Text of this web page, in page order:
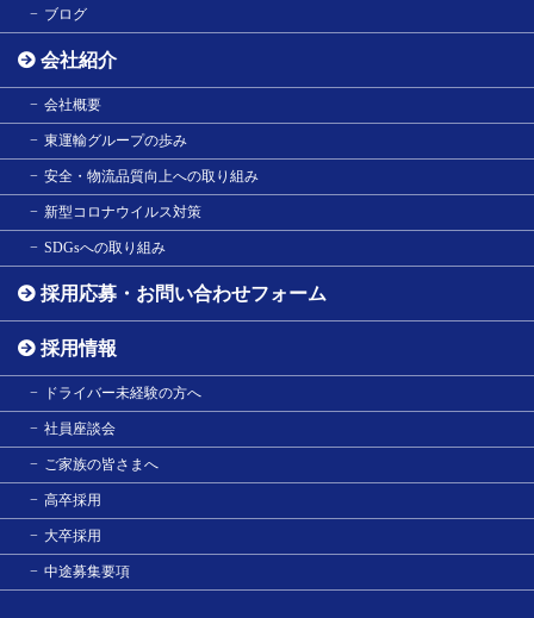
ブログ
会社紹介
会社概要
東運輸グループの歩み
安全・物流品質向上への取り組み
新型コロナウイルス対策
SDGsへの取り組み
採用応募・お問い合わせフォーム
採用情報
ドライバー未経験の方へ
社員座談会
ご家族の皆さまへ
高卒採用
大卒採用
中途募集要項